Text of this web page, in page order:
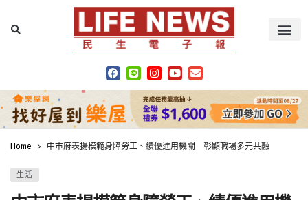
Home 中市府表揚模範身障勞工、績優進用機關 彰顯職場多元共融
生活